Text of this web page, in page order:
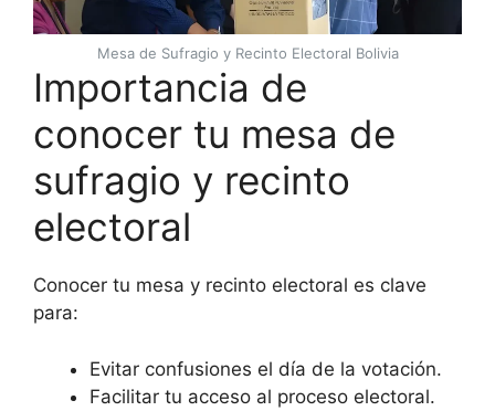
Mesa de Sufragio y Recinto Electoral Bolivia
Importancia de
conocer tu mesa de
sufragio y recinto
electoral
Conocer tu mesa y recinto electoral es clave
para:
Evitar confusiones el día de la votación.
Facilitar tu acceso al proceso electoral.